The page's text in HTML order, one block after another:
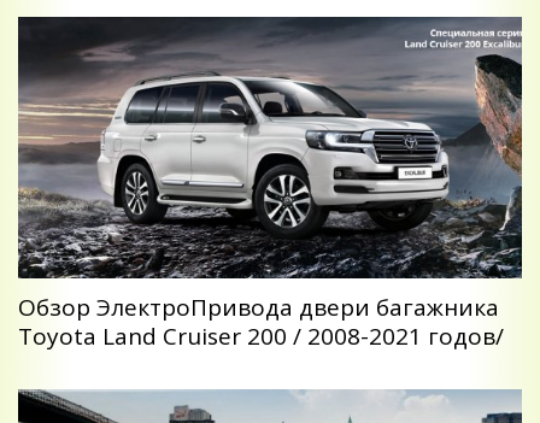
Обзор ЭлектроПривода двери багажника
Toyota Land Cruiser 200 / 2008-2021 годов/